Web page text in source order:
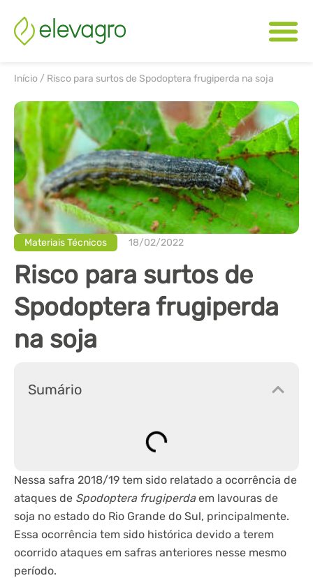
Início / Risco para surtos de Spodoptera frugiperda na soja
Materiais Técnicos 18/02/2022
Risco para surtos de
Spodoptera frugiperda
na soja
Sumário
Nessa safra 2018/19 tem sido relatado a ocorrência de
ataques de Spodoptera frugiperdaem lavouras de
soja no estado do Rio Grande do Sul, principalmente.
Essa ocorrência tem sido histórica devido a terem
ocorrido ataques em safras anteriores nesse mesmo
período.